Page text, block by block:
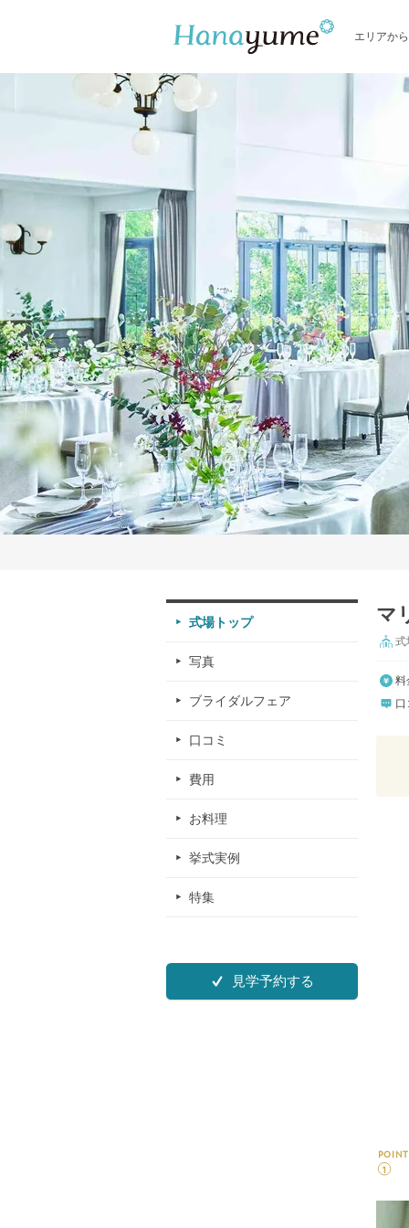
エリアか
式場トップ
写真
ブライダルフェア
口コミ
費用
お料理
挙式実例
特集
見学予約する
マ
式
料
口
POINT
1